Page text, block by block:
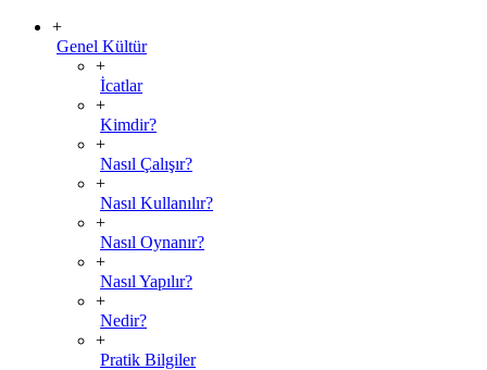
+
Genel Kültür
+
İcatlar
+
Kimdir?
+
Nasıl Çalışır?
+
Nasıl Kullanılır?
+
Nasıl Oynanır?
+
Nasıl Yapılır?
+
Nedir?
+
Pratik Bilgiler